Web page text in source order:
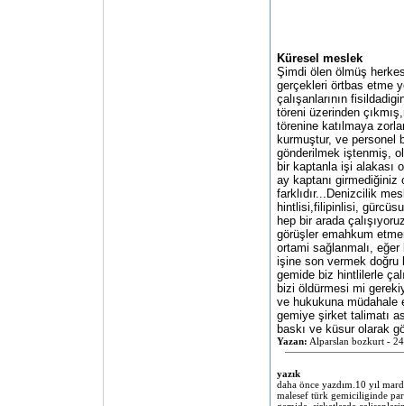
Küresel meslek
Şimdi ölen ölmüş
gerçekleri örtbas etme
çalışanlarının
töreni üzerinden
törenine katılmaya
kurmuştur, ve personel
gönderilmek iştenmiş,
bir kaptanla işi alakası
ay kaptanı girmediğiniz
farklıdır...Denizcilik
hintlisi,filipinlisi,
hep bir arada
görüşler emahkum
ortami sağlanmalı,
işine son vermek doğru
gemide biz hintlilerle
bizi öldürmesi mi
ve hukukuna müdahale
gemiye şirket talimatı
baskı ve küsur olarak
Yazan: Alparslan bozkurt -
yazık
daha önce yazdım.10 yıl
malesef türk gemiciliginde